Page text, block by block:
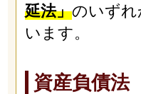
延法」のいずれ
います。
資産負債法